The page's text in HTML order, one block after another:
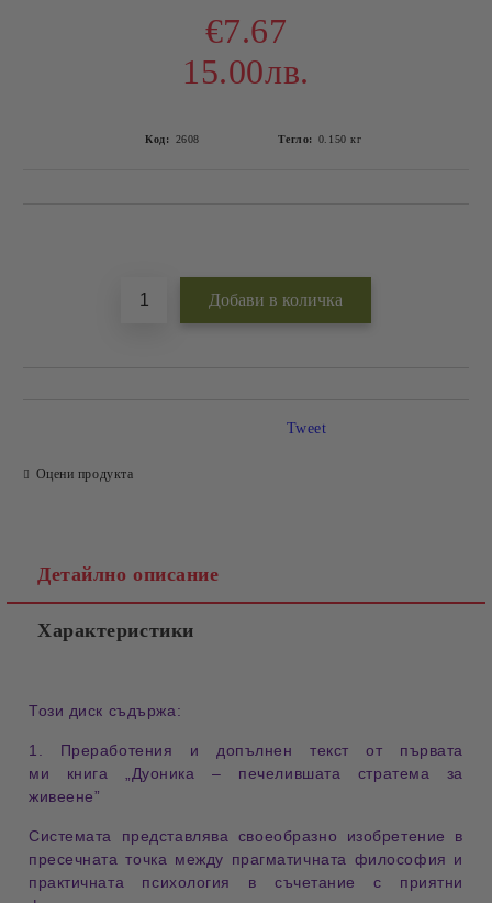
€7.67
15.00лв.
Код: 2608 Тегло: 0.150 кг
Оцени продукта
Tweet
Детайлно описание
Характеристики
Този диск съдържа:
1. Преработения и допълнен текст от първата
ми книга „Дуоника – печелившата стратема за
живеене”
Системата представлява своеобразно изобретение в
пресечната точка между прагматичната философия и
практичната психология в съчетание с приятни